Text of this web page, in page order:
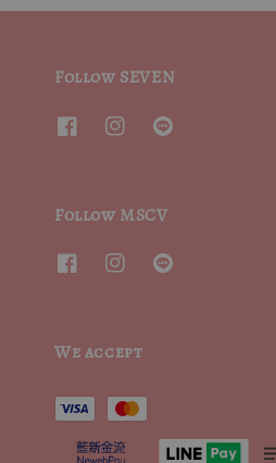
Follow SEVEN
Follow MSCV
We accept